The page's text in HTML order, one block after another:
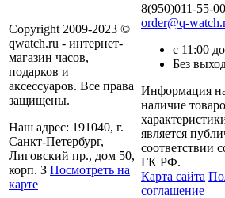
Copyright 2009-2023 ©
qwatch.ru - интернет-
магазин часов,
подарков и
аксессуаров. Все права
защищены.
Наш адрес: 191040, г.
Санкт-Петербург,
Лиговский пр., дом 50,
корп. З Посмотреть на
карте
8(950)011-55-00
order@q-
с 11:00
Без
Информация
наличие
является
соответствии
ГК РФ.
Карта сайта
соглашение